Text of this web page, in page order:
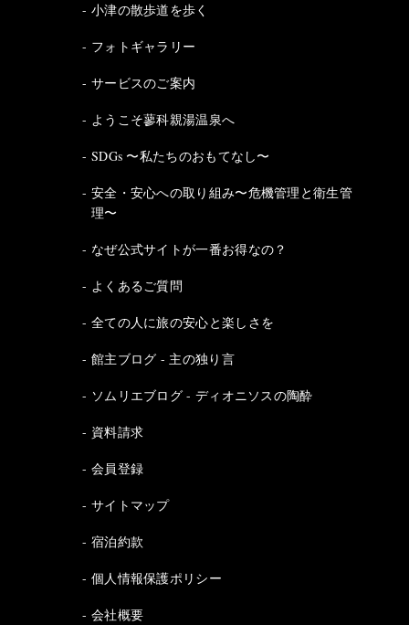
小津の散歩道を歩く
フォトギャラリー
サービスのご案内
ようこそ蓼科親湯温泉へ
SDGs 〜私たちのおもてなし〜
安全・安心への取り組み〜危機管理と衛生管
理〜
なぜ公式サイトが一番お得なの？
よくあるご質問
全ての人に旅の安心と楽しさを
館主ブログ - 主の独り言
ソムリエブログ - ディオニソスの陶酔
資料請求
会員登録
サイトマップ
宿泊約款
個人情報保護ポリシー
会社概要